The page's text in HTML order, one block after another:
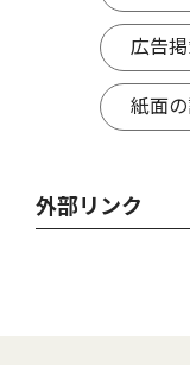
広告
紙面
外部リンク